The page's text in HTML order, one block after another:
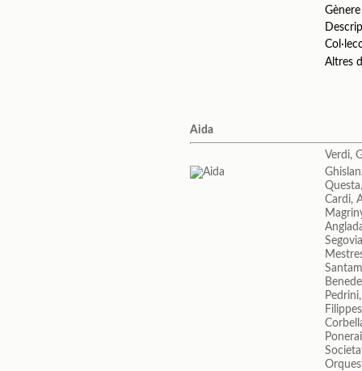
Gènere
Altres
Aida
Verdi,
Cardi,